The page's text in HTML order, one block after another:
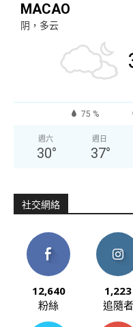
MACAO
阴，多云
75 %
週六
30°
週日
37°
社交網絡
12,640
粉絲
1,223
追隨者